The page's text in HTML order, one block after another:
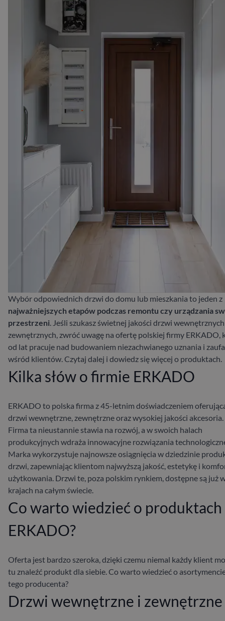
Wybór odpowiednich drzwi do domu lub mieszkania to jeden z
najważniejszych etapów podczas remontu czy urządzania
przestrzeni . Jeśli szukasz świetnej jakości drzwi
zewnętrznych, zwróć uwagę na ofertę polskiej firmy ERKADO,
od lat pracuje nad budowaniem niezachwianego uznania i
wśród klientów. Czytaj dalej i dowiedz się więcej o produktach.
Kilka słów o firmie ERKADO
ERKADO to polska firma z 45-letnim doświadczeniem
drzwi wewnętrzne, zewnętrzne oraz wysokiej jakości akcesoria.
Firma ta nieustannie stawia na rozwój, a w swoich halach
produkcyjnych wdraża innowacyjne rozwiązania
Marka wykorzystuje najnowsze osiągnięcia w dziedzinie
drzwi, zapewniając klientom najwyższą jakość, estetykę i
użytkowania. Drzwi te, poza polskim rynkiem, dostępne są już
krajach na całym świecie.
Co warto wiedzieć o produktach
ERKADO?
Oferta jest bardzo szeroka, dzięki czemu niemal każdy klient
tu znaleźć produkt dla siebie. Co warto wiedzieć o
tego producenta?
Drzwi wewnętrzne i zewnętrzne